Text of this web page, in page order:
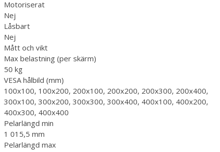
Motoriserat
Nej
Låsbart
Nej
Mått och vikt
Max belastning (per skärm)
50 kg
VESA hålbild (mm)
100x100, 100x200, 200x100, 200x200, 200x300, 200x400,
300x100, 300x200, 300x300, 300x400, 400x100, 400x200,
400x300, 400x400
Pelarlängd min
1 015,5 mm
Pelarlängd max